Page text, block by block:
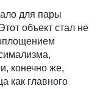
для пары
объект стал не
конечно же,
как главного